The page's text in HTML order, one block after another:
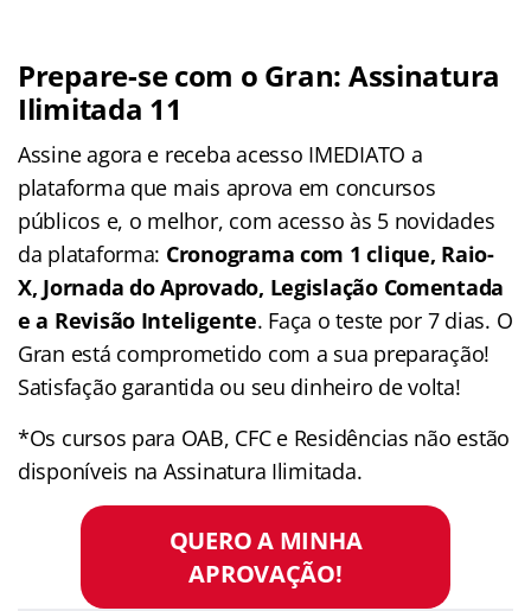
Prepare-se com o Gran: Assinatura
Ilimitada 11
Assine agora e receba acesso IMEDIATO a
plataforma que mais aprova em concursos
públicos e, o melhor, com acesso às 5 novidades
da plataforma: Cronograma com 1 clique, Raio-
X, Jornada do Aprovado, Legislação Comentada
e a Revisão Inteligente. Faça o teste por 7 dias. O
Gran está comprometido com a sua preparação!
Satisfação garantida ou seu dinheiro de volta!
*Os cursos para OAB, CFC e Residências não estão
disponíveis na Assinatura Ilimitada.
QUERO A MINHA
APROVAÇÃO!